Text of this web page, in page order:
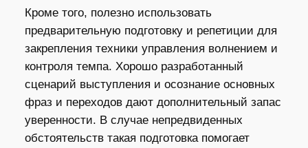
Кроме того, полезно использовать
предварительную подготовку и репетиции для
закрепления техники управления волнением и
контроля темпа. Хорошо разработанный
сценарий выступления и осознание основных
фраз и переходов дают дополнительный запас
уверенности. В случае непредвиденных
обстоятельств такая подготовка помогает